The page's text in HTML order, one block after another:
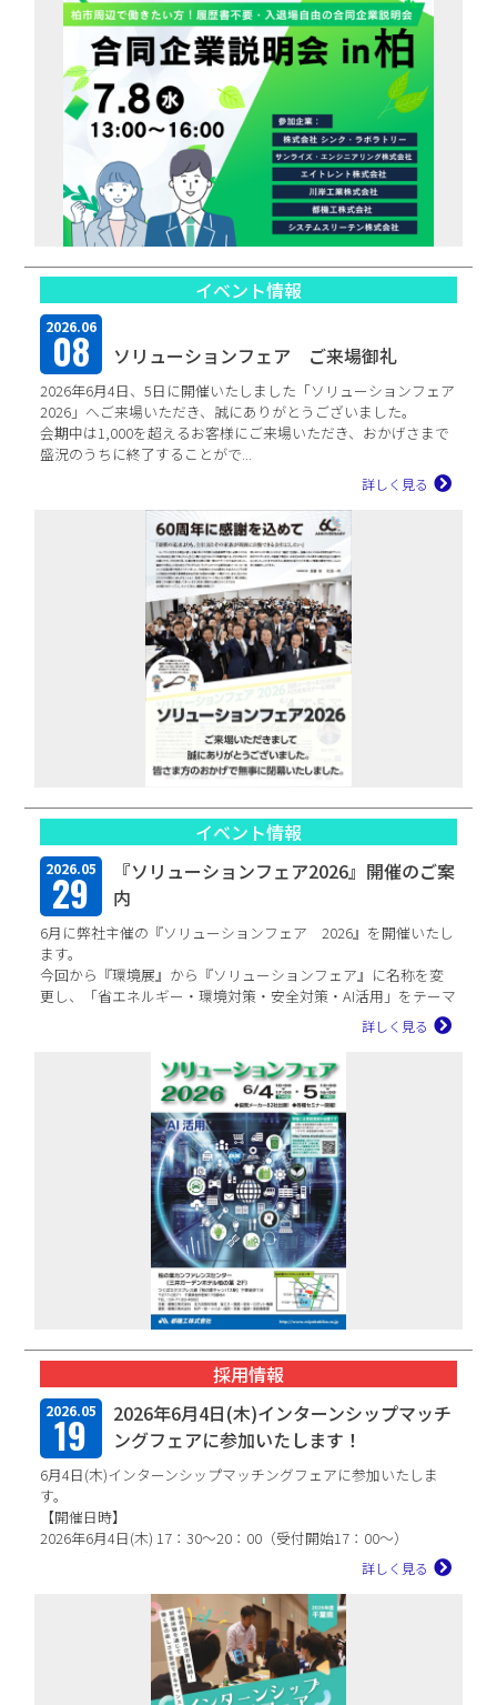
イベント情報
2026.06
08 ソリューションフェア ご来場御礼
2026年6月4日、5日に開催いたしました「ソリューションフェア
2026」へご来場いただき、誠にありがとうございました。
会期中は1,000を超えるお客様にご来場いただき、おかげさまで
盛況のうちに終了することがで...
詳しく見る
イベント情報
2026.05
29
『ソリューションフェア2026』開催のご案
内
6月に弊社主催の『ソリューションフェア 2026』を開催いたし
ます。
今回から『環境展』から『ソリューションフェア』に名称を変
更し、「省エネルギー・環境対策・安全対策・AI活用」をテーマ
詳しく見る
採用情報
2026.05
19
2026年6月4日(木)インターンシップマッチ
ングフェアに参加いたします！
6月4日(木)インターンシップマッチングフェアに参加いたしま
す。
【開催日時】
2026年6月4日(木) 17：30～20：00（受付開始17：00～）
詳しく見る